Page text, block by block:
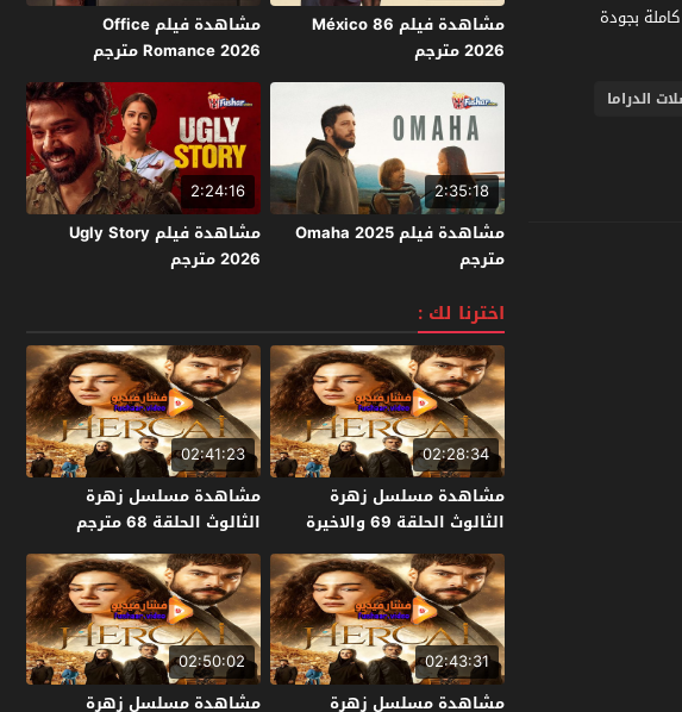
مشاهدة مسلسل زهرة الثالوث الحلقة 20 مترجم عربي اون لاين مشاهدة و تحميل مباشر مسلسل Hercai زهرة الثالوث حلقة 20 كاملة بجودة
الدراما
مشاهدة فيلم México 86
2026 مترجم
مشاهدة فيلم Office
Romance 2026 مترجم
2:35:18
مشاهدة فيلم Omaha 2025
مترجم
2:24:16
مشاهدة فيلم Ugly Story
2026 مترجم
اخترنا لك :
02:28:34
مشاهدة مسلسل زهرة
الثالوث الحلقة 69 والاخيرة
مترجم
02:41:23
مشاهدة مسلسل زهرة
الثالوث الحلقة 68 مترجم
02:43:31
مشاهدة مسلسل زهرة
02:50:02
مشاهدة مسلسل زهرة